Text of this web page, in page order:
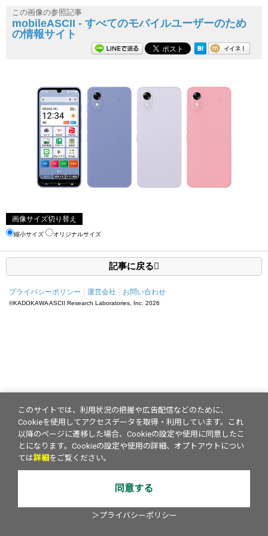
この画像の参照記事
mobileASCII - すべてのモバイルユーザーのため
の情報サイト
画像サイズ切り替え
縮小サイズ オリジナルサイズ
記事に戻る
プライバシーポリシー 運営会社 お問い合わせ
©KADOKAWA ASCII Research Laboratories, Inc. 2026
このサイトでは、利用状況の把握や広告配信などのために、
Cookieを使用してアクセスデータを取得・利用しています。これ
以降のページに遷移した場合、Cookieの設定や使用に同意したこ
とになります。Cookieの設定や使用の詳細、オプトアウトについ
ては詳細 をご覧ください。
同意する
＞プライバシーポリシー